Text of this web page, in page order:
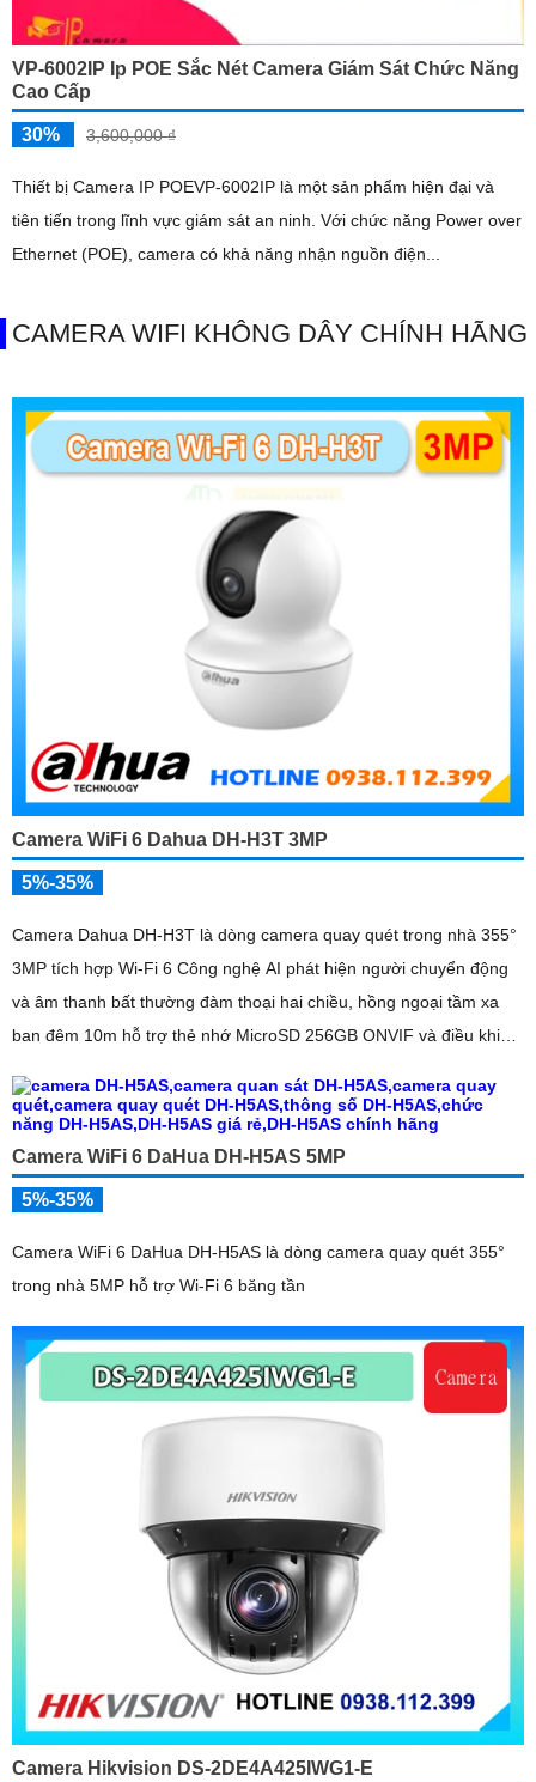
VP-6002IP Ip POE Sắc Nét Camera Giám Sát Chức Năng
Cao Cấp
30% 3,600,000 ₫
Thiết bị Camera IP POEVP-6002IP là một sản phẩm hiện đại và
tiên tiến trong lĩnh vực giám sát an ninh. Với chức năng Power over
Ethernet (POE), camera có khả năng nhận nguồn điện...
CAMERA WIFI KHÔNG DÂY CHÍNH HÃNG
Camera WiFi 6 Dahua DH-H3T 3MP
5%-35%
Camera Dahua DH-H3T là dòng camera quay quét trong nhà 355°
3MP tích hợp Wi-Fi 6 Công nghệ AI phát hiện người chuyển động
và âm thanh bất thường đàm thoại hai chiều, hồng ngoại tầm xa
ban đêm 10m hỗ trợ thẻ nhớ MicroSD 256GB ONVIF và điều khiển
Camera WiFi 6 DaHua DH-H5AS 5MP
5%-35%
Camera WiFi 6 DaHua DH-H5AS là dòng camera quay quét 355°
trong nhà 5MP hỗ trợ Wi-Fi 6 băng tần
Camera Hikvision DS-2DE4A425IWG1-E